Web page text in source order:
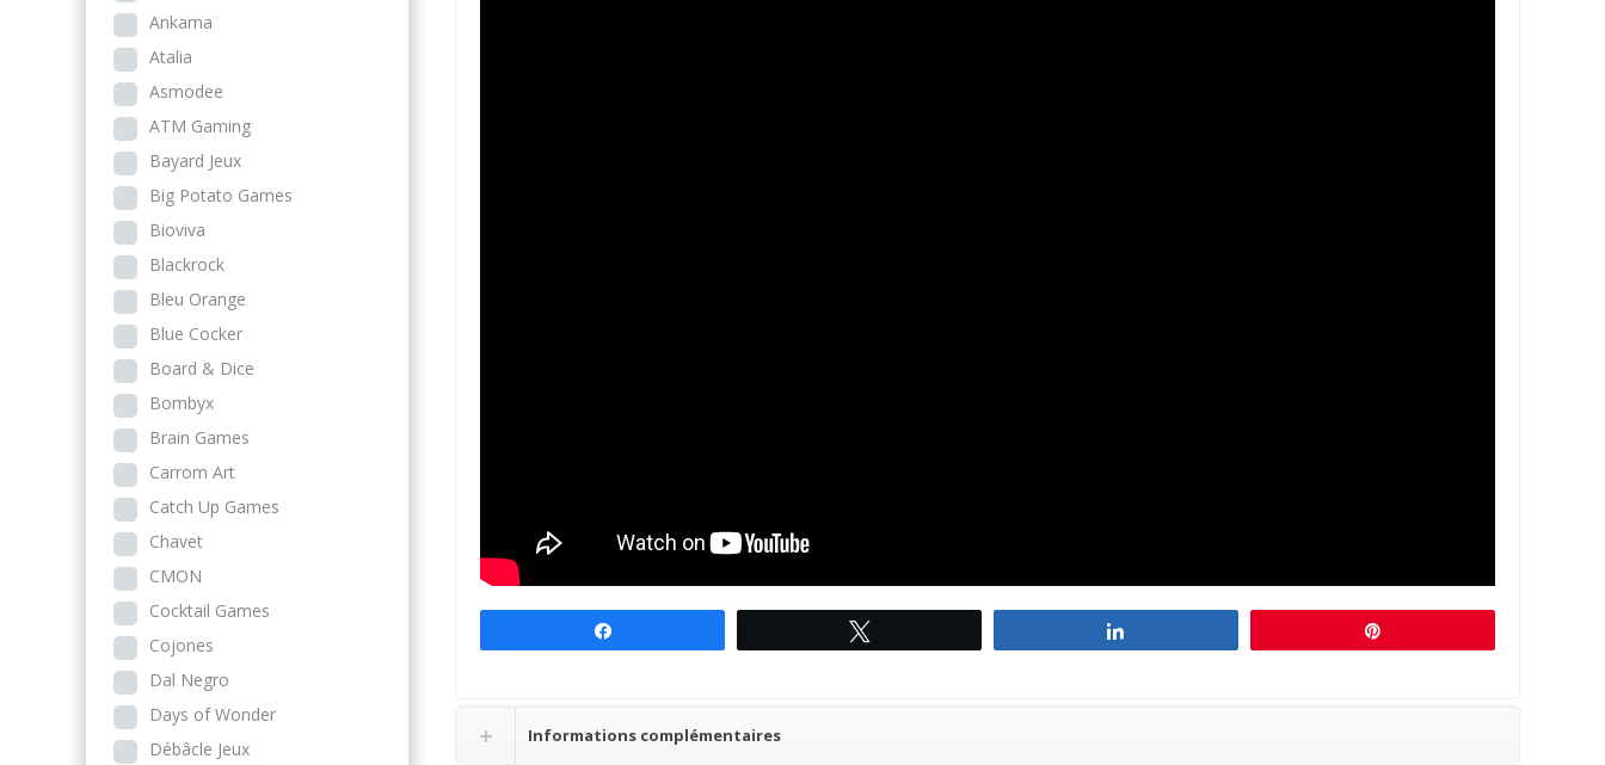
Informations complémentaires
Ankama
Atalia
Asmodee
ATM Gaming
Bayard Jeux
Big Potato Games
Bioviva
Blackrock
Bleu Orange
Blue Cocker
Board & Dice
Bombyx
Brain Games
Carrom Art
Catch Up Games
Chavet
CMON
Cocktail Games
Cojones
Dal Negro
Days of Wonder
Débâcle Jeux